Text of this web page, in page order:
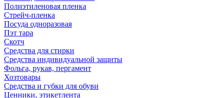
Полиэтиленовая пленка
Стрейч-пленка
Посуда одноразовая
Пэт тара
Скотч
Средства для стирки
Средства индивидуальной защиты
Фольга, рукав, пергамент
Хозтовары
Средства и губки для обуви
Ценники, этикетлента